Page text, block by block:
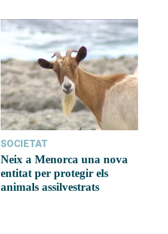
SOCIETAT
Neix a Menorca una nova
entitat per protegir els
animals assilvestrats